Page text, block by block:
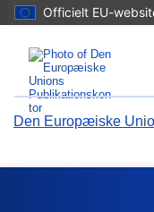
Officielt EU-
Den Europæiske